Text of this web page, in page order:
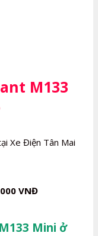
M133
Xe Điện Tân Mai
VNĐ
Mini ở